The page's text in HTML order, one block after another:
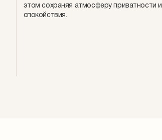
этом сохраняя атмосферу приватности и
спокойствия.